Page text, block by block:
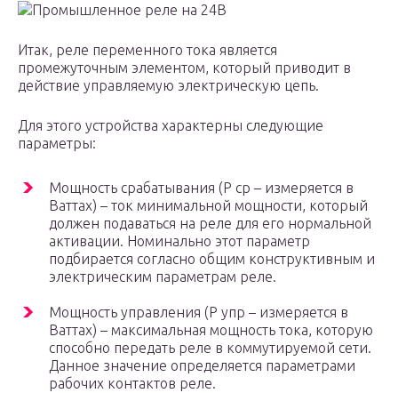
Промышленное реле на 24В
Итак, реле переменного тока является
промежуточным элементом, который приводит в
действие управляемую электрическую цепь.
Для этого устройства характерны следующие
параметры:
Мощность срабатывания (Р ср – измеряется в
Ваттах) – ток минимальной мощности, который
должен подаваться на реле для его нормальной
активации. Номинально этот параметр
подбирается согласно общим конструктивным и
электрическим параметрам реле.
Мощность управления (Р упр – измеряется в
Ваттах) – максимальная мощность тока, которую
способно передать реле в коммутируемой сети.
Данное значение определяется параметрами
рабочих контактов реле.